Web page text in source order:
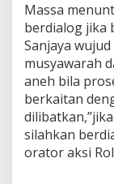
Massa
berdialog jika
Sanjaya
musyawarah
aneh bila
berkaitan
silahkan
orator aksi